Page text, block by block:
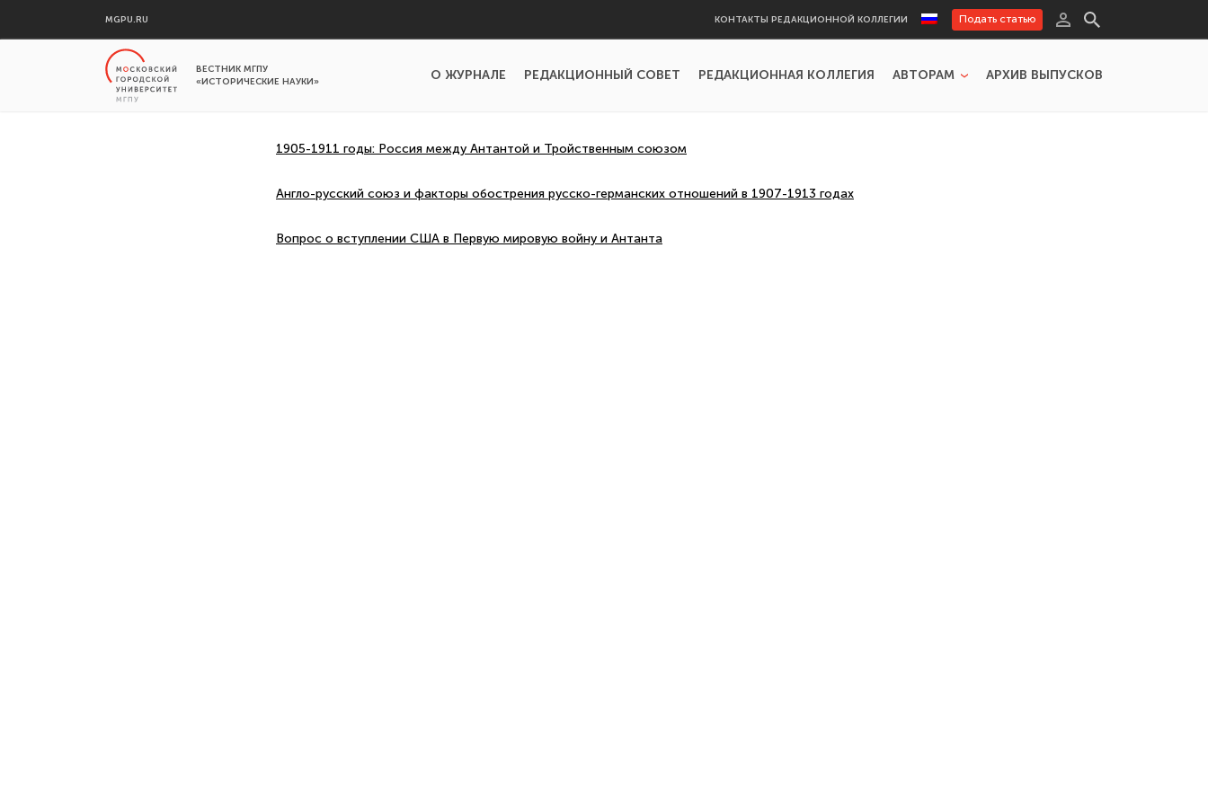
MGPU.RU КОНТАКТЫ РЕДАКЦИОННОЙ КОЛЛЕГИИ Подать статью
ВЕСТНИК МГПУ
«ИСТОРИЧЕСКИЕ НАУКИ»
О ЖУРНАЛЕ РЕДАКЦИОННЫЙ СОВЕТ РЕДАКЦИОННАЯ КОЛЛЕГИЯ АВТОРАМ АРХИВ ВЫПУСКОВ
1905-1911 годы: Россия между Антантой и Тройственным союзом
Англо-русский союз и факторы обострения русско-германских отношений в 1907-1913 годах
Вопрос о вступлении США в Первую мировую войну и Антанта